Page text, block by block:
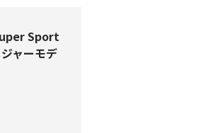
Sport
ャーモデ